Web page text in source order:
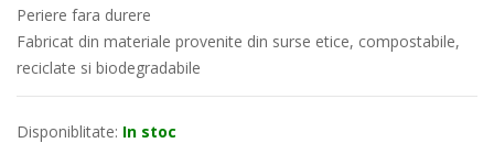
Periere fara durere
Fabricat din materiale provenite din surse etice, compostabile,
reciclate si biodegradabile
Disponiblitate: In stoc